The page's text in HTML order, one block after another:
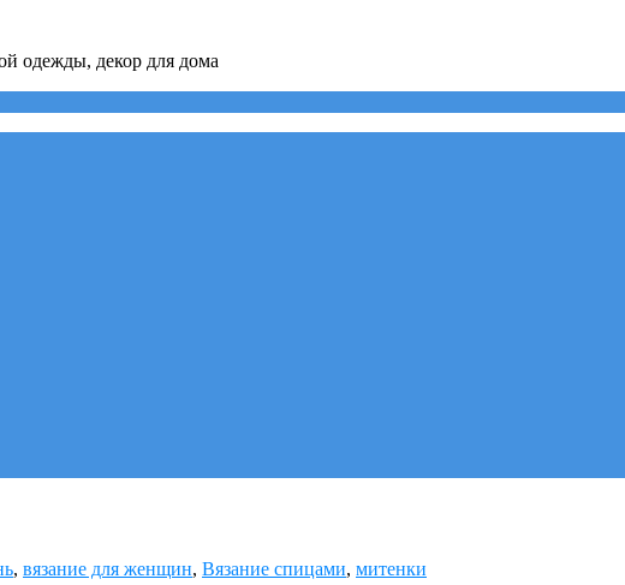
одежды, декор для дома
, вязание для женщин, Вязание спицами, митенки